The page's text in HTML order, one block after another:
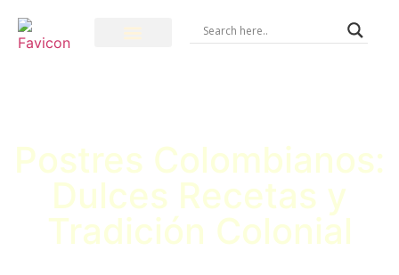
Postres Colombianos:
Dulces Recetas y
Tradición Colonial